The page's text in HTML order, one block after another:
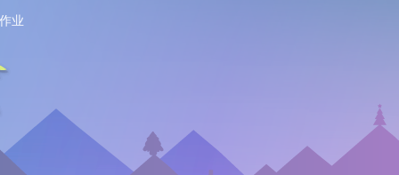
作业